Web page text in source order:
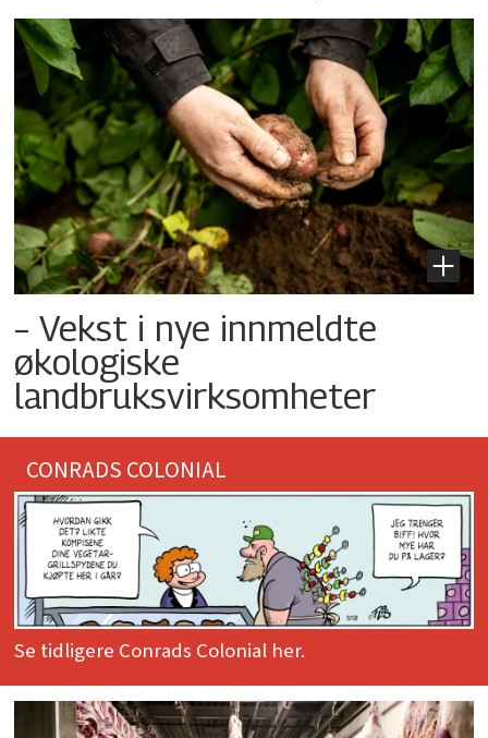
– Vekst i nye innmeldte
økologiske
landbruksvirksomheter
CONRADS COLONIAL
Se tidligere Conrads Colonial her.